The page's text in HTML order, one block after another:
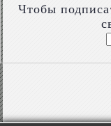
Чтобы